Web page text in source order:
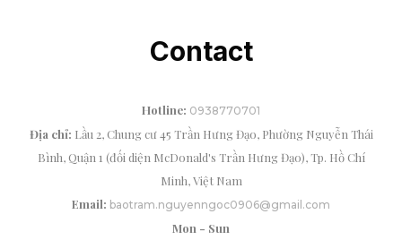
Contact
Hotline: 0938770701
Địa chỉ: Lầu 2, Chung cư 45 Trần Hưng Đạo, Phường Nguyễn Thái
Bình, Quận 1 (đối diện McDonald's Trần Hưng Đạo), Tp. Hồ Chí
Minh, Việt Nam
Email: baotram.nguyenngoc0906@gmail.com
Mon - Sun